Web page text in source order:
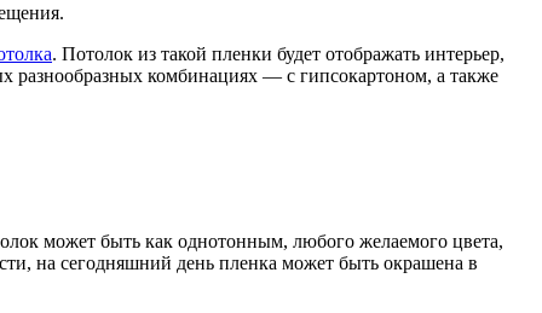
. Потолок из такой пленки будет отображать интерьер,
разнообразных комбинациях — с гипсокартоном, а также
может быть как однотонным, любого желаемого цвета,
на сегодняшний день пленка может быть окрашена в